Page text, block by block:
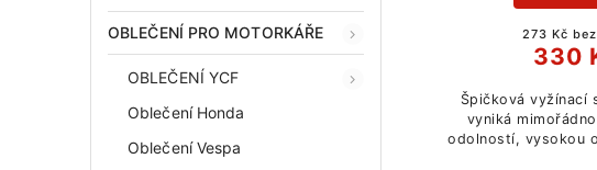
OBLEČENÍ PRO MOTORKÁŘE
OBLEČENÍ YCF
Oblečení Honda
Oblečení Vespa
273 Kč
330
Špičková vyžínací
vyniká
odolností, vysokou